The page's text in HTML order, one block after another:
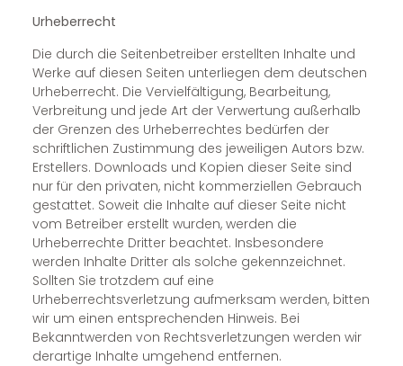
Urheberrecht
Die durch die Seitenbetreiber erstellten Inhalte und
Werke auf diesen Seiten unterliegen dem deutschen
Urheberrecht. Die Vervielfältigung, Bearbeitung,
Verbreitung und jede Art der Verwertung außerhalb
der Grenzen des Urheberrechtes bedürfen der
schriftlichen Zustimmung des jeweiligen Autors bzw.
Erstellers. Downloads und Kopien dieser Seite sind
nur für den privaten, nicht kommerziellen Gebrauch
gestattet. Soweit die Inhalte auf dieser Seite nicht
vom Betreiber erstellt wurden, werden die
Urheberrechte Dritter beachtet. Insbesondere
werden Inhalte Dritter als solche gekennzeichnet.
Sollten Sie trotzdem auf eine
Urheberrechtsverletzung aufmerksam werden, bitten
wir um einen entsprechenden Hinweis. Bei
Bekanntwerden von Rechtsverletzungen werden wir
derartige Inhalte umgehend entfernen.